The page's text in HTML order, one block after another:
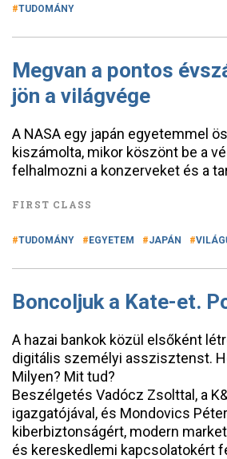
TUDOMÁNY
Megvan a pontos
jön a világvége
A NASA egy japán egyetemmel
kiszámolta, mikor köszönt be a
felhalmozni a konzerveket és a
FIRST CLASS
TUDOMÁNY EGYETEM JAPÁN
Boncoljuk a Kate-et.
A hazai bankok közül elsőként
digitális személyi asszisztenst.
Milyen? Mit tud?
Beszélgetés Vadócz Zsolttal, a
igazgatójával, és Mondovics
kiberbiztonságért, modern
és kereskedlemi kapcsolatokért